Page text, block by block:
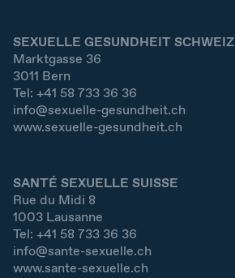
SEXUELLE GESUNDHEIT SCHWEIZ
Marktgasse 36
3011 Bern
Tel: +41 58 733 36 36
info@sexuelle-gesundheit.ch
www.sexuelle-gesundheit.ch
SANTÉ SEXUELLE SUISSE
Rue du Midi 8
1003 Lausanne
Tel: +41 58 733 36 36
info@sante-sexuelle.ch
www.sante-sexuelle.ch